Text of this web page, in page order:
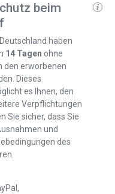
beim
haben
14 Tagen ohne
den erworbenen
Dieses
es Ihnen, den
Verpflichtungen
Sie sicher, dass Sie
und
des